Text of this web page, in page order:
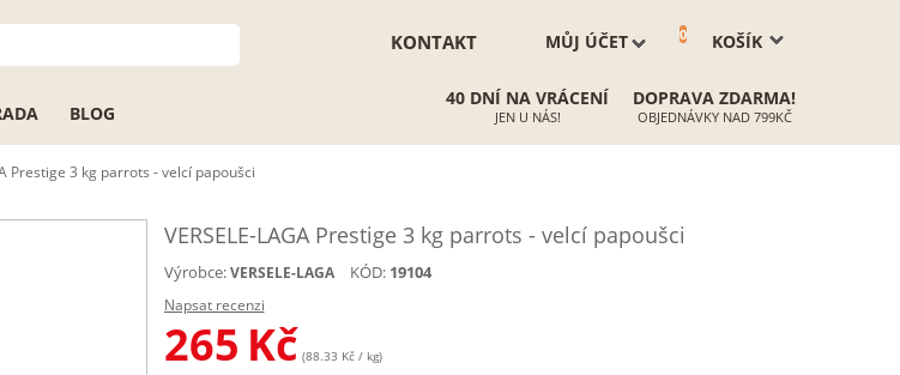
KOŠÍK
0
MŮJ ÚČET
KONTAKT
BLOG
40 DNÍ NA VRÁCENÍ
JEN U NÁS!
DOPRAVA ZDARMA!
OBJEDNÁVKY NAD 799KČ
Prestige 3 kg parrots - velcí papoušci
VERSELE-LAGA Prestige 3 kg parrots - velcí papoušci
Výrobce: VERSELE-LAGA KÓD: 19104
Napsat recenzi
265 Kč (88.33 Kč / kg)